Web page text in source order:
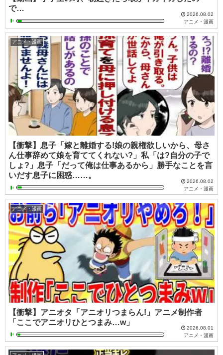
で…
2026.08.02
アニメ・漫画
アニメ・漫画
【衝撃】息子「嫁と離婚する!娘の親権欲しいから、母さ
ん仕事辞めて娘を育ててくれない?」私「は?自分の子で
しょ?」息子「だって俺は仕事あるから」勝手なことを言
いだす息子に困惑……。
2026.08.02
アニメ・漫画
アニメ・漫画
【衝撃】アニオタ「アニオリつまらん!」アニメ制作者
「ここでアニオリひとつまみ…w」
2026.08.01
アニメ・漫画